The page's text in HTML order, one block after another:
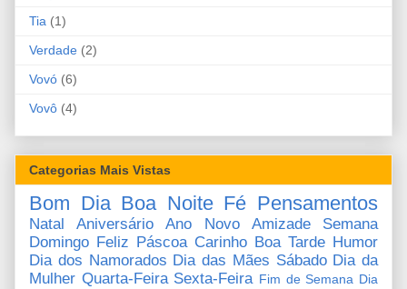
Tia (1)
Verdade (2)
Vovó (6)
Vovô (4)
Categorias Mais Vistas
Bom Dia Boa Noite Fé Pensamentos
Natal Aniversário Ano Novo Amizade
Semana
Domingo Feliz Páscoa Carinho Boa Tarde Humor
Dia dos Namorados Dia das Mães Sábado Dia da
Mulher Quarta-Feira Sexta-Feira Fim de Semana Dia